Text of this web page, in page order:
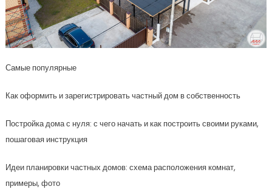
Самые популярные
Как оформить и зарегистрировать частный дом в собственность
Постройка дома с нуля: с чего начать и как построить своими руками,
пошаговая инструкция
Идеи планировки частных домов: схема расположения комнат,
примеры, фото